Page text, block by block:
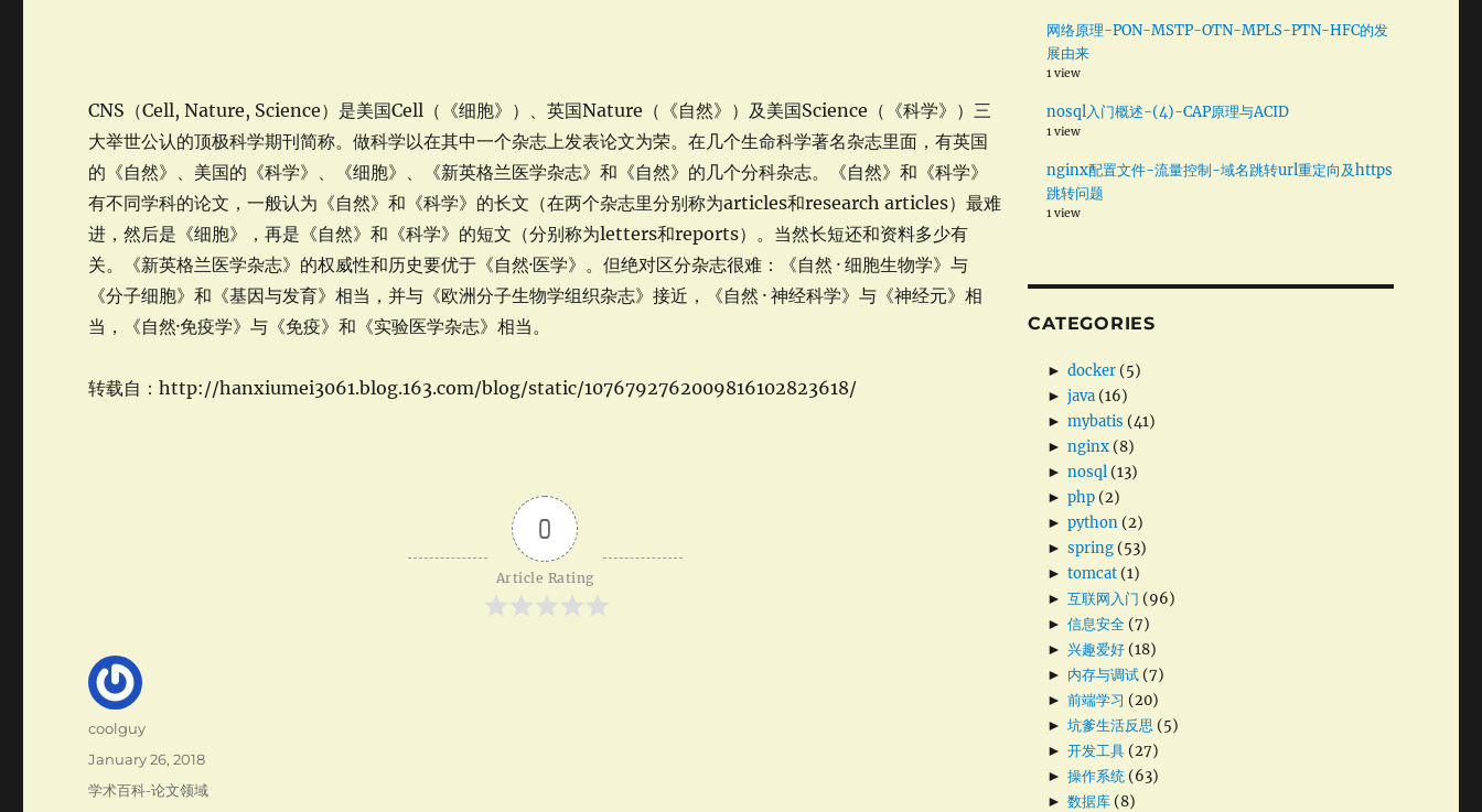
CNS（Cell, Nature, Science）是美国Cell（《细胞》）、英国Nature（《自然》）及美国Science（《科学》）三
大举世公认的顶极科学期刊简称。做科学以在其中一个杂志上发表论文为荣。在几个生命科学著名杂志里面，有英国
的《自然》、美国的《科学》、《细胞》、《新英格兰医学杂志》和《自然》的几个分科杂志。《自然》和《科学》
有不同学科的论文，一般认为《自然》和《科学》的长文（在两个杂志里分别称为articles和research articles）最难
进，然后是《细胞》，再是《自然》和《科学》的短文（分别称为letters和reports）。当然长短还和资料多少有
关。《新英格兰医学杂志》的权威性和历史要优于《自然·医学》。但绝对区分杂志很难：《自然 · 细胞生物学》与
《分子细胞》和《基因与发育》相当，并与《欧洲分子生物学组织杂志》接近，《自然 · 神经科学》与《神经元》相
当，《自然·免疫学》与《免疫》和《实验医学杂志》相当。
转载自：http://hanxiumei3061.blog.163.com/blog/static/1076792762009816102823618/
0
Article Rating
Author
coolguy
Posted
on
January 26, 2018
Categories
学术百科-论文领域
网络原理-PON-MSTP-OTN-MPLS-PTN-HFC的发
展由来
1 view
nosql入门概述-(4)-CAP原理与ACID
1 view
nginx配置文件-流量控制-域名跳转url重定向及https
跳转问题
1 view
CATEGORIES
► docker(5)
► java(16)
► mybatis (41)
► nginx(8)
► nosql(13)
► php(2)
► python(2)
► spring(53)
► tomcat(1)
► 互联网入门 (96)
► 信息安全(7)
► 兴趣爱好(18)
► 内存与调试(7)
► 前端学习 (20)
► 坑爹生活反思 (5)
► 开发工具(27)
► 操作系统(63)
► 数据库(8)